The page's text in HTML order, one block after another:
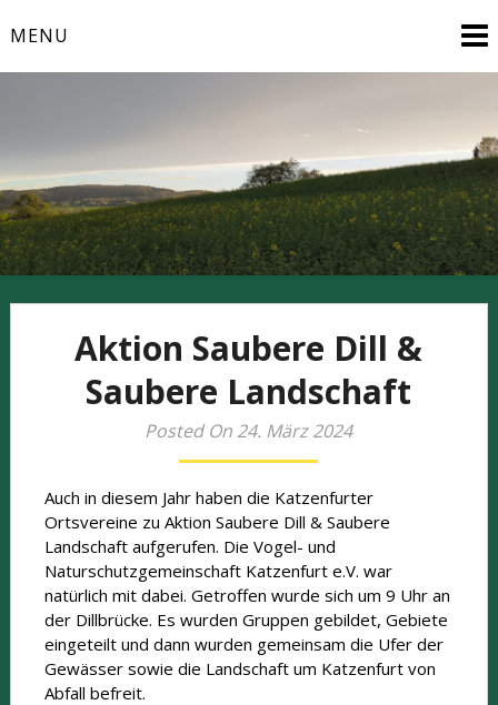
toMENU
Natur- und Vogelschutz aktiv erleben
Aktion Saubere Dill &
Saubere Landschaft
Posted On 24. März 2024
Auch in diesem Jahr haben die Katzenfurter
Ortsvereine zu Aktion Saubere Dill & Saubere
Landschaft aufgerufen. Die Vogel- und
Naturschutzgemeinschaft Katzenfurt e.V. war
natürlich mit dabei. Getroffen wurde sich um 9 Uhr an
der Dillbrücke. Es wurden Gruppen gebildet, Gebiete
eingeteilt und dann wurden gemeinsam die Ufer der
Gewässer sowie die Landschaft um Katzenfurt von
Abfall befreit.